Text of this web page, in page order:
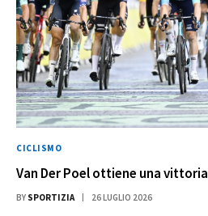
CICLISMO
Van Der Poel ottiene una
BY SPORTIZIA 26 LUGLIO 2026